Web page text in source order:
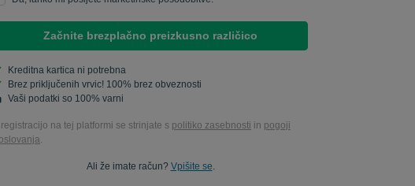
Začnite brezplačno preizkusno različico
Kreditna kartica ni potrebna
Brez priključenih vrvic! 100% brez obveznosti
Vaši podatki so 100% varni
na tej platformi se strinjate s politiko zasebnosti in pogoji
.
Ali že imate račun? Vpišite se.